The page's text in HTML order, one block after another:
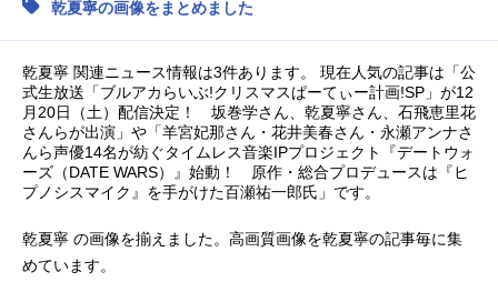
2.5次元 配信・Vtuber
最新記事一覧
アニメ記事一覧 声優記事一覧
アニメ映画一覧 実写化映画一覧
春アニメ
乾夏寧の画像をまとめました
乾夏寧 関連ニュース情報は3件あります。 現在人気の記事は「公
式生放送「ブルアカらいぶ!クリスマスぱーてぃー計画!SP」が12
月20日（土）配信決定！ 坂巻学さん、乾夏寧さん、石飛恵里花
さんらが出演」や「羊宮妃那さん・花井美春さん・永瀬アンナさ
んら声優14名が紡ぐタイムレス音楽IPプロジェクト『デートウォ
ーズ（DATE WARS）』始動！ 原作・総合プロデュースは『ヒ
プノシスマイク』を手がけた百瀬祐一郎氏」です。
乾夏寧 の画像を揃えました。高画質画像を乾夏寧の記事毎に集
めています。